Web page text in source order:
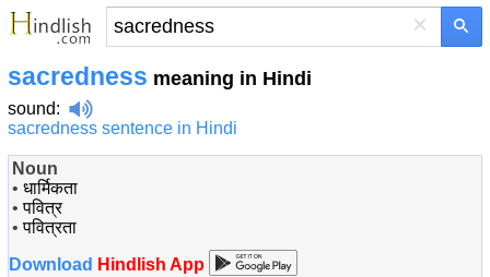
×
sacredness meaning in Hindi
sound:
sacredness sentence in Hindi
Noun
• धार्मिकता
•पवित्र
•पवित्रता
Download Hindlish App